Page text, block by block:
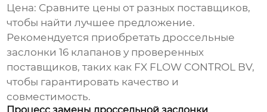
Цена: Сравните цены от разных поставщиков,
чтобы найти лучшее предложение.
Рекомендуется приобретатьдроссельные
заслонки 16 клапанов у проверенных
поставщиков, таких как FX FLOW CONTROL BV,
чтобы гарантировать качество и
совместимость.